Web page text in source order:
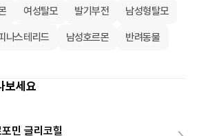
여성탈모 발기부전 남성형탈모
나스테리드 남성호르몬 반려동물
보세요
민 글리코힐